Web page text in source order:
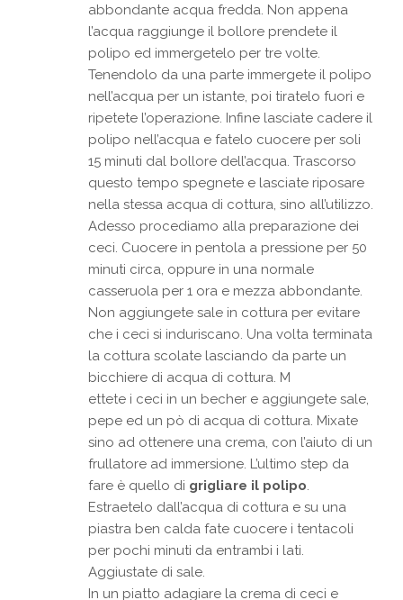
abbondante acqua fredda. Non appena
l’acqua raggiunge il bollore prendete il
polipo ed immergetelo per tre volte.
Tenendolo da una parte immergete il polipo
nell’acqua per un istante, poi tiratelo fuori e
ripetete l’operazione. Infine lasciate cadere il
polipo nell’acqua e fatelo cuocere per soli
15 minuti dal bollore dell’acqua. Trascorso
questo tempo spegnete e lasciate riposare
nella stessa acqua di cottura, sino all’utilizzo.
Adesso procediamo alla preparazione dei
ceci. Cuocere in pentola a pressione per 50
minuti circa, oppure in una normale
casseruola per 1 ora e mezza abbondante.
Non aggiungete sale in cottura per evitare
che i ceci si induriscano. Una volta terminata
la cottura scolate lasciando da parte un
bicchiere di acqua di cottura. M
ettete i ceci in un becher e aggiungete sale,
pepe ed un pò di acqua di cottura. Mixate
sino ad ottenere una crema, con l’aiuto di un
frullatore ad immersione. L’ultimo step da
fare è quello di grigliare il polipo.
Estraetelo dall’acqua di cottura e su una
piastra ben calda fate cuocere i tentacoli
per pochi minuti da entrambi i lati.
Aggiustate di sale.
In un piatto adagiare la crema di ceci e